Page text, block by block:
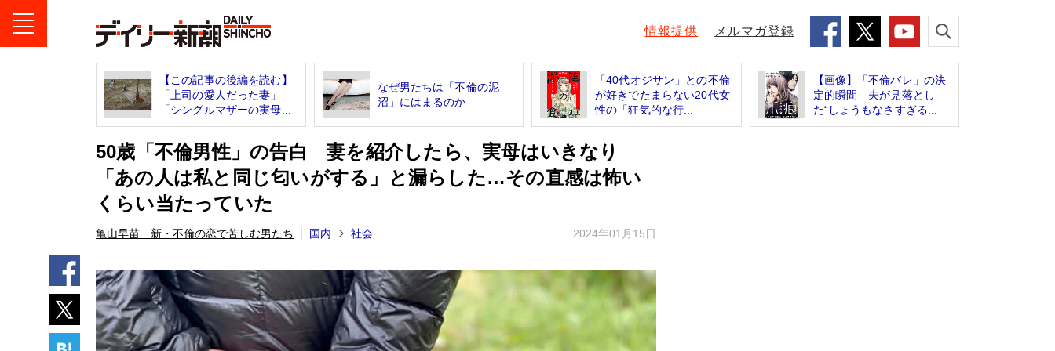
情報提供 メルマガ登録
【この記事の後編を読む】
「上司の愛人だった妻」
「シングルマザーの実母...
なぜ男たちは「不倫の泥
沼」にはまるのか
「40代オジサン」との不倫
が好きでたまらない20代女
性の「狂気的な行...
【画像】「不倫バレ」の決
定的瞬間 夫が見落とし
た“しょうもなさすぎる...
50歳「不倫男性」の告白 妻を紹介したら、実母はいきなり
「あの人は私と同じ匂いがする」と漏らした…その直感は怖い
くらい当たっていた
亀山早苗 新・不倫の恋で苦しむ男たち 国内 社会 2024年01月15日